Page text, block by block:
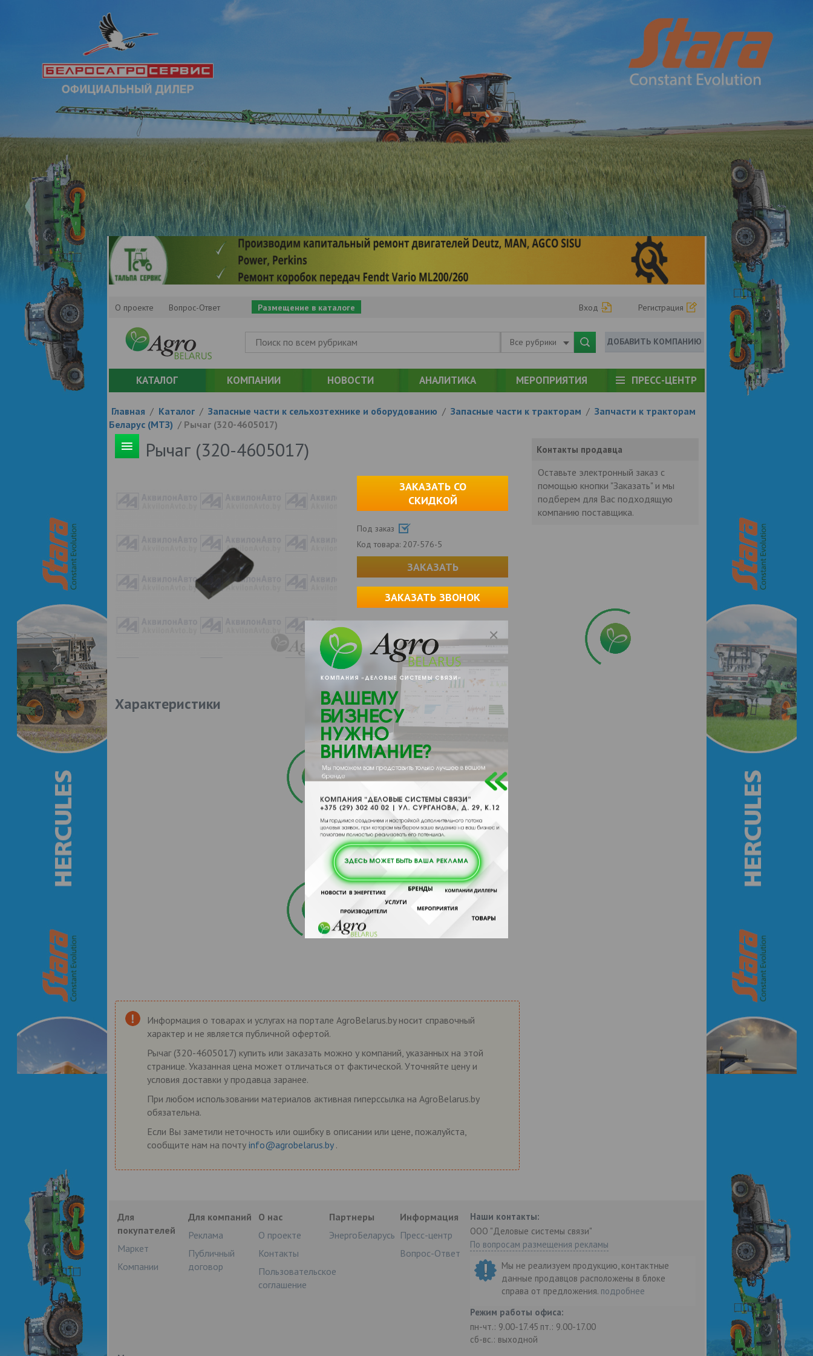
О проекте Вопрос-Ответ Размещение в каталоге Вход Регистрация
Все рубрики ДОБАВИТЬ КОМПАНИЮ
КАТАЛОГ КОМПАНИИ НОВОСТИ АНАЛИТИКА МЕРОПРИЯТИЯ ПРЕСС-ЦЕНТР
Главная / Каталог / Запасные части к сельхозтехнике и оборудованию / Запасные части к тракторам / Запчасти к тракторам
Беларус (МТЗ) / Рычаг (320-4605017)
Рычаг (320-4605017)
ЗАКАЗАТЬ СО
СКИДКОЙ
Под заказ
Код товара: 207-576-5
ЗАКАЗАТЬ
ЗАКАЗАТЬ ЗВОНОК
Характеристики
Контакты продавца
Оставьте электронный заказ с
помощью кнопки "Заказать" и мы
подберем для Вас подходящую
компанию поставщика.
Информация о товарах и услугах на портале AgroBelarus.by носит справочный
характер и не является публичной офертой.
Рычаг (320-4605017) купить или заказать можно у компаний, указанных на этой
странице. Указанная цена может отличаться от фактической. Уточняйте цену и
условия доставки у продавца заранее.
При любом использовании материалов активная гиперссылка на AgroBelarus.by
обязательна.
Если Вы заметили неточность или ошибку в описании или цене, пожалуйста,
сообщите нам на почту info@agrobelarus.by .
Для
покупателей
Маркет
Компании
Для компаний
Реклама
Публичный
договор
О нас
О проекте
Контакты
Пользовательское
соглашение
Партнеры
ЭнергоБеларусь
Информация
Пресс-центр
Вопрос-Ответ
Наши контакты:
ООО "Деловые системы связи"
По вопросам размещения рекламы
Мы не реализуем продукцию, контактные
данные продавцов расположены в блоке
справа от предложения. подробнее
Режим работы офиса:
пн-чт.: 9.00-17.45 пт.: 9.00-17.00
сб-вс.: выходной